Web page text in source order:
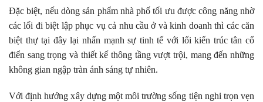
Đặc biệt, nếu dòng sản phẩm nhà phố tối ưu được công năng nhờ
các lối đi biệt lập phục vụ cả nhu cầu ở và kinh doanh thì các căn
biệt thự tại đây lại nhấn mạnh sự tinh tế với lối kiến trúc tân cổ
điển sang trọng và thiết kế thông tầng vượt trội, mang đến những
không gian ngập tràn ánh sáng tự nhiên.
Với định hướng xây dựng một môi trường sống tiện nghi trọn vẹn